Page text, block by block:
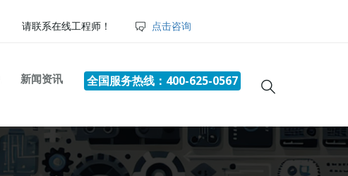
请联系在线工程师！ 点击咨询
新闻资讯 全国服务热线：400-625-0567